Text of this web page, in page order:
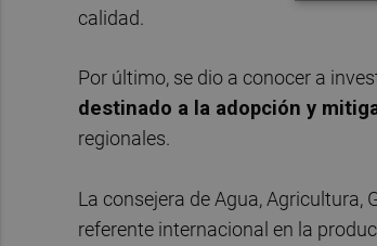
calidad.
Por último, se dio a conocer a
destinado a la adopción y
regionales.
La consejera de Agua, Agricultura,
referente internacional en la